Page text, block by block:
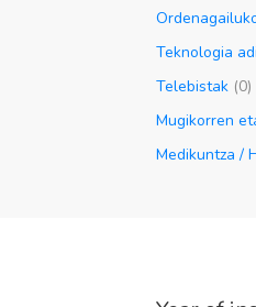
Teknologia
Telebistak (0)
Mugikorren
Medikuntza /